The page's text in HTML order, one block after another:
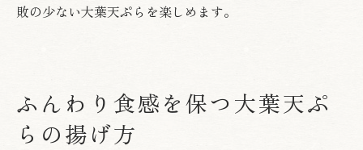
敗の少ない大葉天ぷらを楽しめます。
ふんわり食感を保つ大葉天ぷ
らの揚げ方